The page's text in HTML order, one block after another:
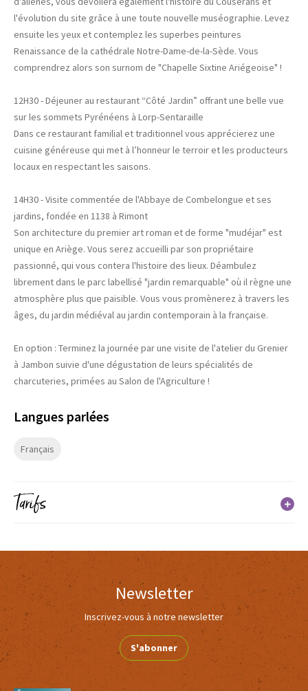
l'évolution du site grâce à une toute nouvelle muséographie. Levez
ensuite les yeux et contemplez les superbes peintures
Renaissance de la cathédrale Notre-Dame-de-la-Sède. Vous
comprendrez alors son surnom de "Chapelle Sixtine Ariégeoise" !
12H30 - Déjeuner au restaurant “Côté Jardin” offrant une belle vue
sur les sommets Pyrénéens à Lorp-Sentaraille
Dans ce restaurant familial et traditionnel vous apprécierez une
cuisine généreuse qui met à l’honneur le terroir et les producteurs
locaux en respectant les saisons.
14H30 - Visite commentée de l'Abbaye de Combelongue et ses
jardins, fondée en 1138 à Rimont
Son architecture du premier art roman et de forme "mudéjar" est
unique en Ariège. Vous serez accueilli par son propriétaire
passionné, qui vous contera l'histoire des lieux. Déambulez
librement dans le parc labellisé "jardin remarquable" où il règne une
atmosphère plus que paisible. Vous vous promènerez à travers les
âges, du jardin médiéval au jardin contemporain à la française.
En option : Terminez la journée par une visite de l'atelier du Grenier
à Jambon suivie d'une dégustation de leurs spécialités de
charcuteries, primées au Salon de l'Agriculture !
Langues parlées
Français
Tarifs
Adulte
(du 01/01/2026 au 31/12/2026)
52€
Tarif donné à titre indicatif, base de 25 personnes.
Toutes les offres sont sous réserve de disponibilité et de
modification tarifaire au moment de la réservation.
Newsletter
Inscrivez-vous à notre newsletter
S'abonner